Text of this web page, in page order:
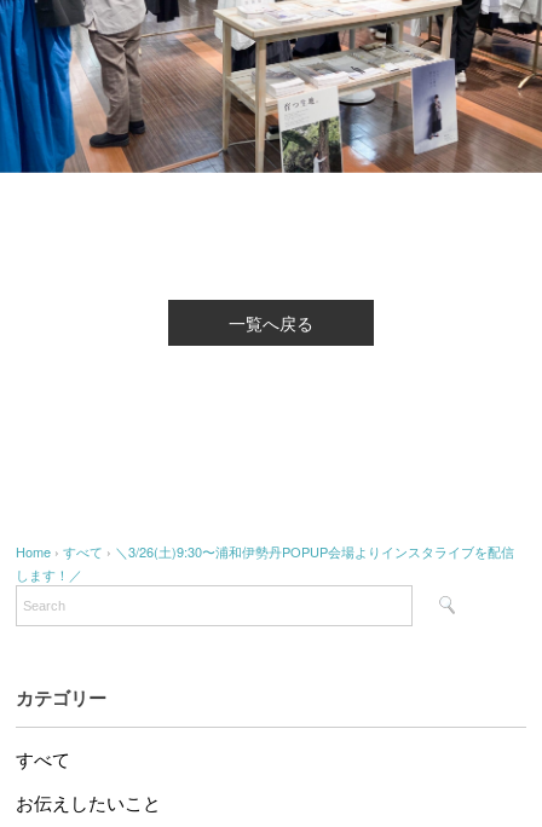
一覧へ戻る
Home ›すべて › ＼3/26(土)9:30〜浦和伊勢丹POPUP会場よりインスタライブを配信
します！／
カテゴリー
すべて
お伝えしたいこと